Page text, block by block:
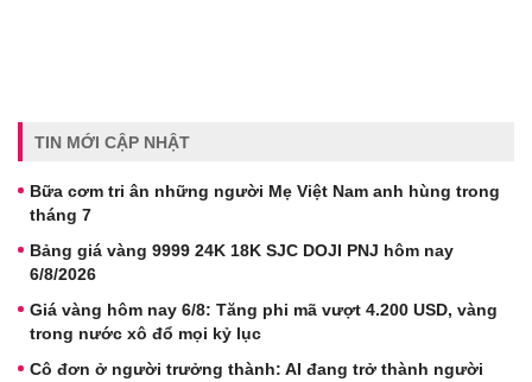
TIN MỚI CẬP NHẬT
Bữa cơm tri ân những người Mẹ Việt Nam anh hùng trong
tháng 7
Bảng giá vàng 9999 24K 18K SJC DOJI PNJ hôm nay
6/8/2026
Giá vàng hôm nay 6/8: Tăng phi mã vượt 4.200 USD, vàng
trong nước xô đổ mọi kỷ lục
Cô đơn ở người trưởng thành: AI đang trở thành người